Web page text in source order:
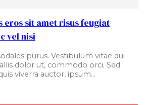
eros sit amet risus feugiat
vel nisi
purus. Vestibulum vitae dui
dolor ut, commodo orci. Sed
viverra auctor, ipsum…